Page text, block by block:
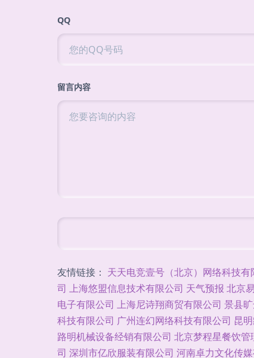
QQ
留言内容
友情链接： 天天电竞壹号（北京）网络科技有
司 上海悠盟信息技术有限公司 天气预报 北京
电子有限公司 上海尼诗翔商贸有限公司 景县
科技有限公司 广州连幻网络科技有限公司 昆
路明机械设备经销有限公司 北京梦程星餐饮管
司 深圳市亿欣服装有限公司 河南卓力文化传